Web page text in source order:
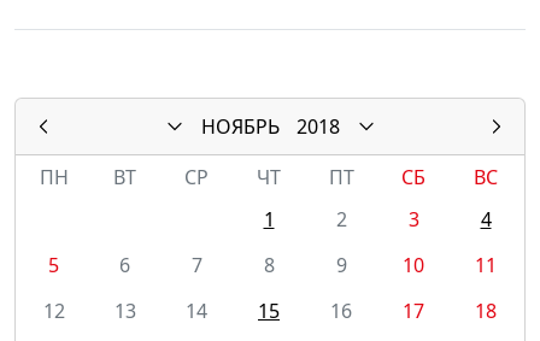
НОЯБРЬ
2018
ПН
ВТ СР ЧТ ПТ СБ
ВС
1
2 3
4
5
6 7 8 9 10
11
12
13 14 15 16 17
18